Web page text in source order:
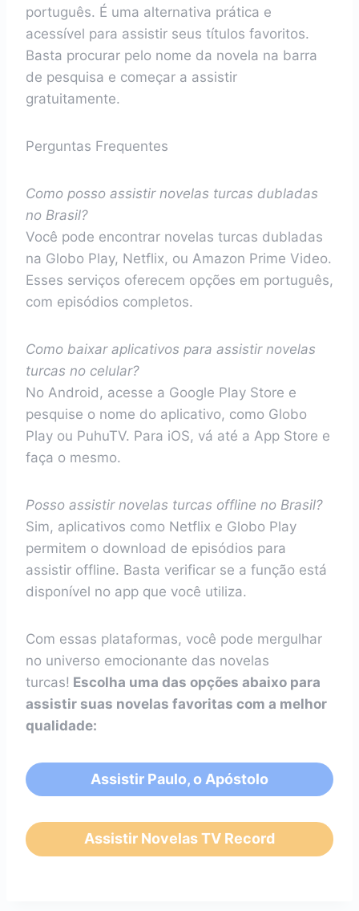
português. É uma alternativa prática e
acessível para assistir seus títulos favoritos.
Basta procurar pelo nome da novela na barra
de pesquisa e começar a assistir
gratuitamente.
Perguntas Frequentes
Como posso assistir novelas turcas dubladas
no Brasil?
Você pode encontrar novelas turcas dubladas
na Globo Play, Netflix, ou Amazon Prime Video.
Esses serviços oferecem opções em português,
com episódios completos.
Como baixar aplicativos para assistir novelas
turcas no celular?
No Android, acesse a Google Play Store e
pesquise o nome do aplicativo, como Globo
Play ou PuhuTV. Para iOS, vá até a App Store e
faça o mesmo.
Posso assistir novelas turcas offline no Brasil?
Sim, aplicativos como Netflix e Globo Play
permitem o download de episódios para
assistir offline. Basta verificar se a função está
disponível no app que você utiliza.
Com essas plataformas, você pode mergulhar
no universo emocionante das novelas
turcas! Escolha uma das opções abaixo para
assistir suas novelas favoritas com a melhor
qualidade:
Assistir Paulo, o Apóstolo
Assistir Novelas TV Record